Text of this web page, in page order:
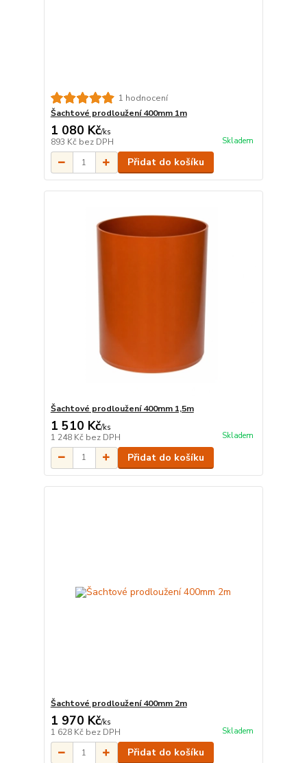
1 hodnocení
Šachtové prodloužení 400mm 1m
1 080 Kč/ks
893 Kč bez DPH Skladem
Přidat do košíku
Šachtové prodloužení 400mm 1,5m
1 510 Kč/ks
1 248 Kč bez DPH Skladem
Přidat do košíku
Šachtové prodloužení 400mm 2m
1 970 Kč/ks
1 628 Kč bez DPH Skladem
Přidat do košíku